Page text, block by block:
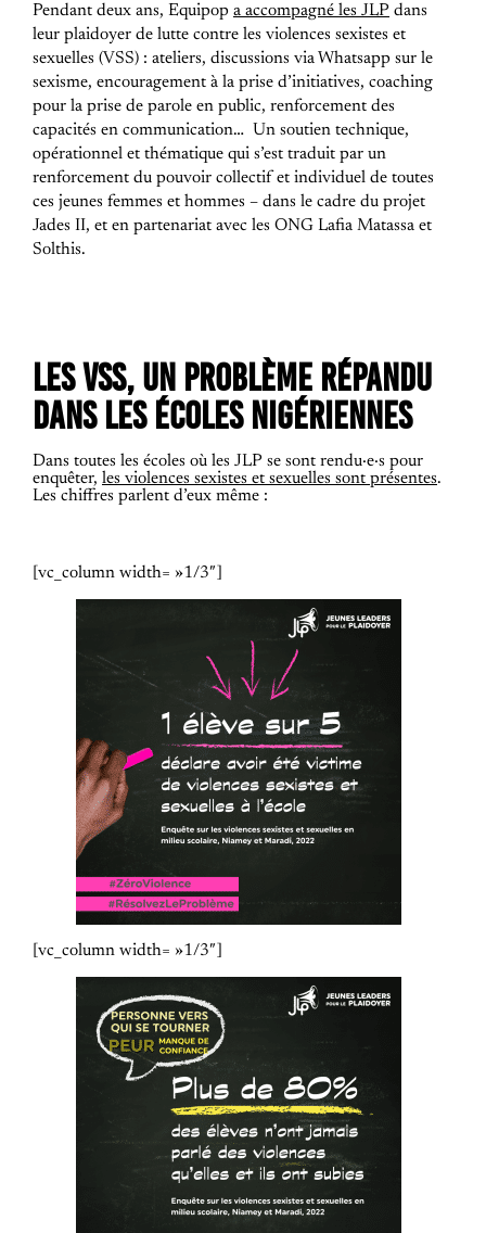
Pendant deux ans, Equipop a accompagné les JLP dans
leur plaidoyer de lutte contre les violences sexistes et
sexuelles (VSS) : ateliers, discussions via Whatsapp sur le
sexisme, encouragement à la prise d’initiatives, coaching
pour la prise de parole en public, renforcement des
capacités en communication… Un soutien technique,
opérationnel et thématique qui s’est traduit par un
renforcement du pouvoir collectif et individuel de toutes
ces jeunes femmes et hommes – dans le cadre du projet
Jades II, et en partenariat avec les ONG Lafia Matassa et
Solthis.
LES VSS, UN PROBLÈME RÉPANDU
DANS LES ÉCOLES NIGÉRIENNES
Dans toutes les écoles où les JLP se sont rendu·e·s pour
enquêter, les violences sexistes et sexuelles sont présentes.
Les chiffres parlent d’eux même :
[vc_column width= »1/3″]
[vc_column width= »1/3″]